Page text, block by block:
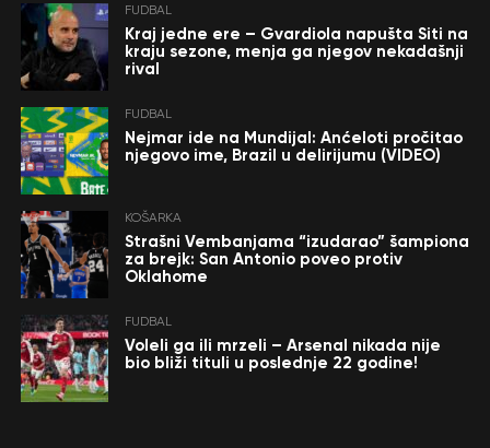
FUDBAL
Kraj jedne ere – Gvardiola napušta Siti na
kraju sezone, menja ga njegov nekadašnji
rival
FUDBAL
Nejmar ide na Mundijal: Anćeloti pročitao
njegovo ime, Brazil u delirijumu (VIDEO)
KOŠARKA
Strašni Vembanjama “izudarao” šampiona
za brejk: San Antonio poveo protiv
Oklahome
FUDBAL
Voleli ga ili mrzeli – Arsenal nikada nije
bio bliži tituli u poslednje 22 godine!